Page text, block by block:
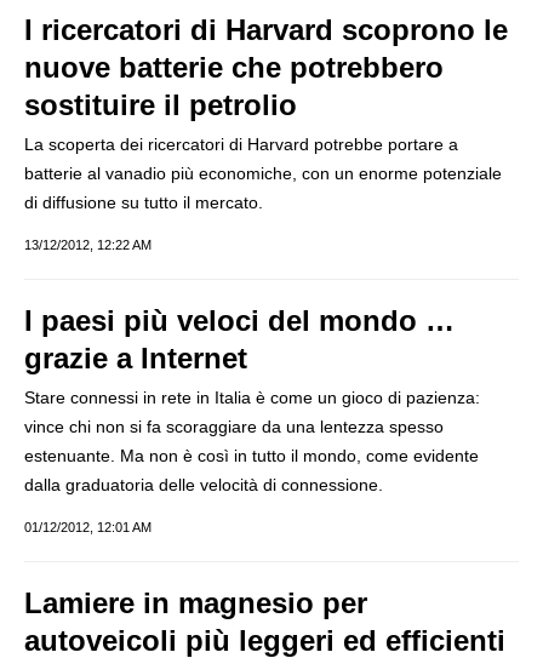
I ricercatori di Harvard scoprono le
nuove batterie che potrebbero
sostituire il petrolio
La scoperta dei ricercatori di Harvard potrebbe portare a
batterie al vanadio più economiche, con un enorme potenziale
di diffusione su tutto il mercato.
13/12/2012, 12:22 AM
I paesi più veloci del mondo …
grazie a Internet
Stare connessi in rete in Italia è come un gioco di pazienza:
vince chi non si fa scoraggiare da una lentezza spesso
estenuante. Ma non è così in tutto il mondo, come evidente
dalla graduatoria delle velocità di connessione.
01/12/2012, 12:01 AM
Lamiere in magnesio per
autoveicoli più leggeri ed efficienti